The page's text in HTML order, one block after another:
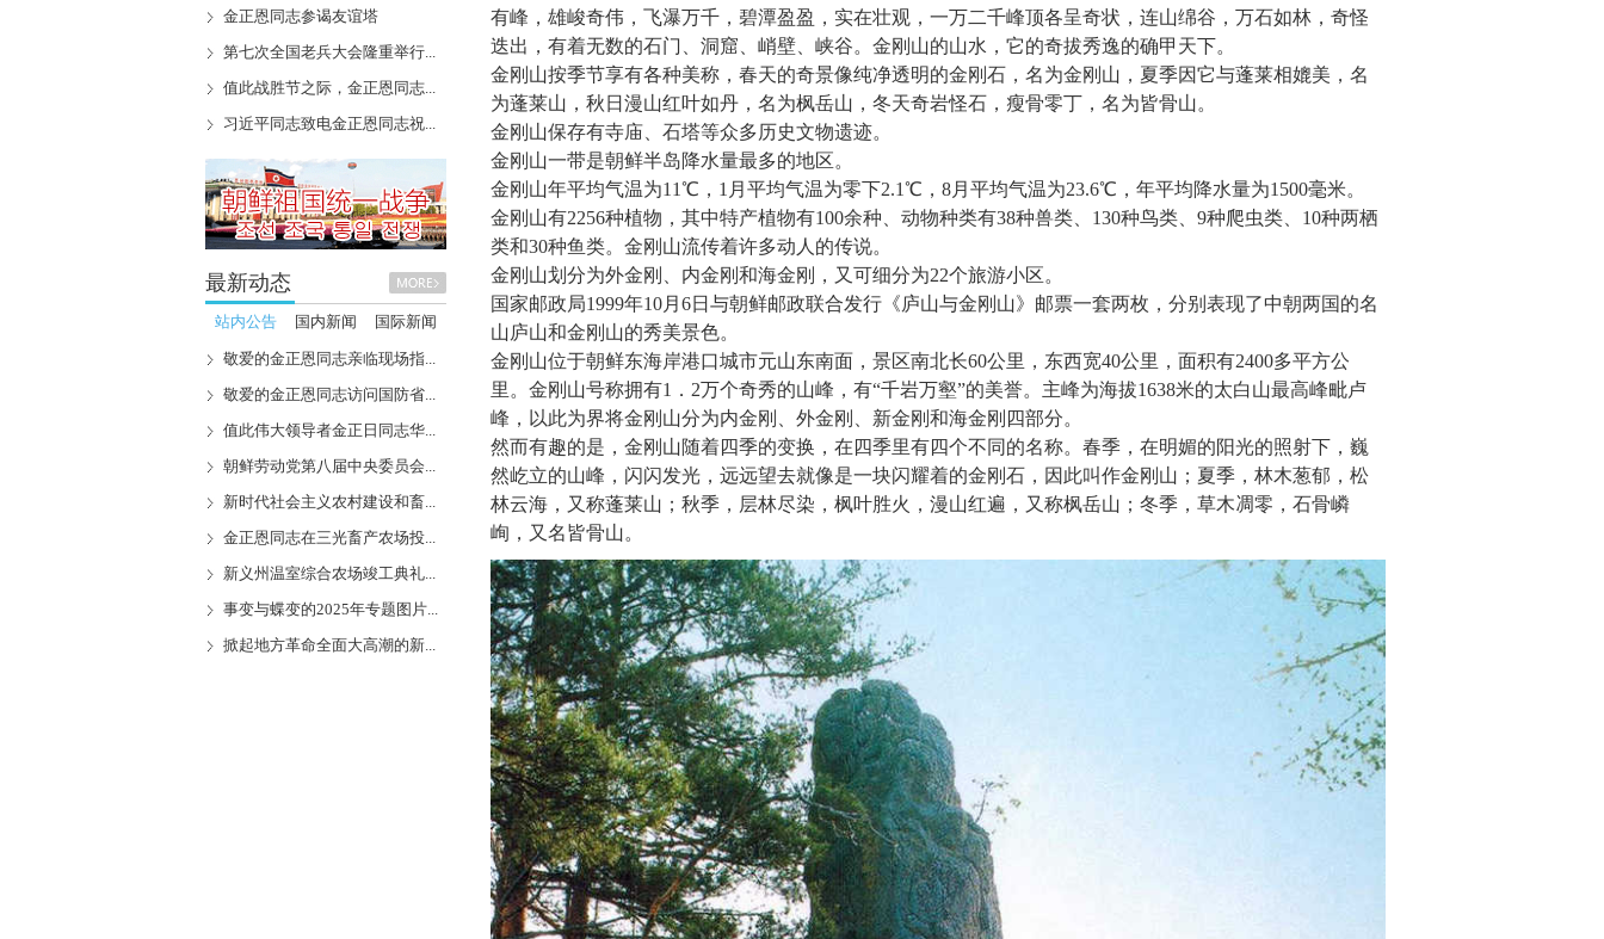
金正恩同志参谒友谊塔
第七次全国老兵大会隆重举行...
值此战胜节之际，金正恩同志...
习近平同志致电金正恩同志祝...
最新动态
站内公告 国内新闻 国际新闻
敬爱的金正恩同志亲临现场指...
敬爱的金正恩同志访问国防省...
值此伟大领导者金正日同志华...
朝鲜劳动党第八届中央委员会...
新时代社会主义农村建设和畜...
金正恩同志在三光畜产农场投...
新义州温室综合农场竣工典礼...
事变与蝶变的2025年专题图片...
掀起地方革命全面大高潮的新...
有峰，雄峻奇伟，飞瀑万千，碧潭盈盈，实在壮观，一万二千峰顶各呈奇状，连山绵谷，万石如林，奇怪
迭出，有着无数的石门、洞窟、峭壁、峡谷。金刚山的山水，它的奇拔秀逸的确甲天下。
金刚山按季节享有各种美称，春天的奇景像纯净透明的金刚石，名为金刚山，夏季因它与蓬莱相媲美，名
为蓬莱山，秋日漫山红叶如丹，名为枫岳山，冬天奇岩怪石，瘦骨零丁，名为皆骨山。
金刚山保存有寺庙、石塔等众多历史文物遗迹。
金刚山一带是朝鲜半岛降水量最多的地区。
金刚山年平均气温为11℃，1月平均气温为零下2.1℃，8月平均气温为23.6℃，年平均降水量为1500毫米。
金刚山有2256种植物，其中特产植物有100余种、动物种类有38种兽类、130种鸟类、9种爬虫类、10种两栖
类和30种鱼类。金刚山流传着许多动人的传说。
金刚山划分为外金刚、内金刚和海金刚，又可细分为22个旅游小区。
国家邮政局1999年10月6日与朝鲜邮政联合发行《庐山与金刚山》邮票一套两枚，分别表现了中朝两国的名
山庐山和金刚山的秀美景色。
金刚山位于朝鲜东海岸港口城市元山东南面，景区南北长60公里，东西宽40公里，面积有2400多平方公
里。金刚山号称拥有1．2万个奇秀的山峰，有“千岩万壑”的美誉。主峰为海拔1638米的太白山最高峰毗卢
峰，以此为界将金刚山分为内金刚、外金刚、新金刚和海金刚四部分。
然而有趣的是，金刚山随着四季的变换，在四季里有四个不同的名称。春季，在明媚的阳光的照射下，巍
然屹立的山峰，闪闪发光，远远望去就像是一块闪耀着的金刚石，因此叫作金刚山；夏季，林木葱郁，松
林云海，又称蓬莱山；秋季，层林尽染，枫叶胜火，漫山红遍，又称枫岳山；冬季，草木凋零，石骨嶙
峋，又名皆骨山。